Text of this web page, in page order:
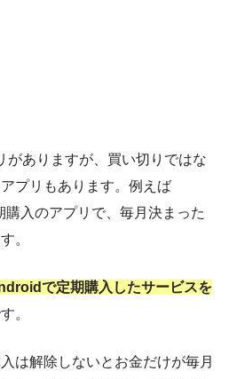
がありますが、買い切りではな
プリもあります。例えば
入のアプリで、毎月決まった
。
で定期購入したサービスを
。
は解除しないとお金だけが毎月